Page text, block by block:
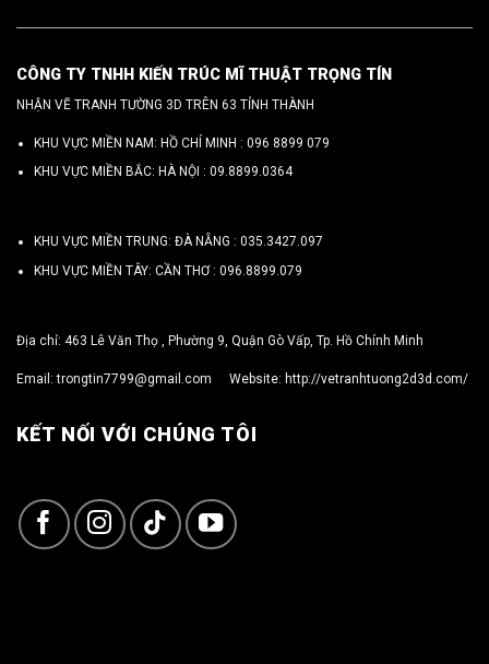
CÔNG TY TNHH KIẾN TRÚC MĨ THUẬT TRỌNG TÍN
NHẬN VẼ TRANH TƯỜNG 3D TRÊN 63 TỈNH THÀNH
KHU VỰC MIỀN NAM: HỒ CHÍ MINH : 096 8899 079
KHU VỰC MIỀN BẮC: HÀ NỘI : 09.8899.0364
KHU VỰC MIỀN TRUNG: ĐÀ NẴNG : 035.3427.097
KHU VỰC MIỀN TÂY: CẦN THƠ : 096.8899.079
Địa chỉ: 463 Lê Văn Thọ , Phường 9, Quận Gò Vấp, Tp. Hồ Chính Minh
Email:trongtin7799@gmail.com Website: http://vetranhtuong2d3d.com/
KẾT NỐI VỚI CHÚNG TÔI